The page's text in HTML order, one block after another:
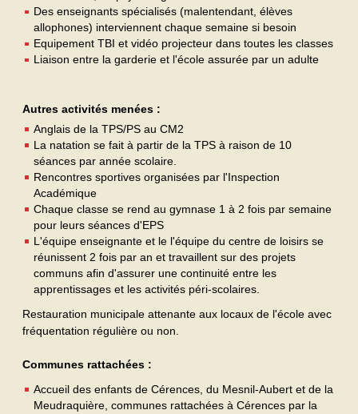
Des enseignants spécialisés (malentendant, élèves
allophones) interviennent chaque semaine si besoin
Equipement TBI et vidéo projecteur dans toutes les classes
Liaison entre la garderie et l'école assurée par un adulte
Autres activités menées :
Anglais de la TPS/PS au CM2
La natation se fait à partir de la TPS à raison de 10
séances par année scolaire.
Rencontres sportives organisées par l'Inspection
Académique
Chaque classe se rend au gymnase 1 à 2 fois par semaine
pour leurs séances d'EPS
L'équipe enseignante et le l'équipe du centre de loisirs se
réunissent 2 fois par an et travaillent sur des projets
communs afin d'assurer une continuité entre les
apprentissages et les activités péri-scolaires.
Restauration municipale attenante aux locaux de l'école avec
fréquentation régulière ou non.
Communes rattachées :
Accueil des enfants de Cérences, du Mesnil-Aubert et de la
Meudraquière, communes rattachées à Cérences par la